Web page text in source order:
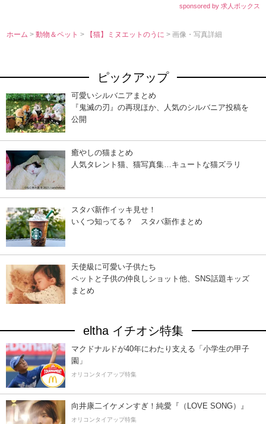
sponsored by 求人ボックス
ホーム >動物＆ペット> 【猫】ミヌエットのうに> 画像・写真詳細
ピックアップ
可愛いシルバニアまとめ
『鬼滅の刃』の再現ほか、人気のシルバニア投稿を
公開
癒やしの猫まとめ
人気タレント猫、猫写真集…キュートな猫ズラリ
スタバ新作イッキ見せ！
いくつ知ってる？ スタバ新作まとめ
天使級に可愛い子供たち
ペットと子供の仲良しショット他、SNS話題キッズ
まとめ
eltha イチオシ特集
マクドナルドが40年にわたり支える「小学生の甲子
園」
オリコンタイアップ特集
向井康二イケメンすぎ！純愛『（LOVE SONG）』
オリコンタイアップ特集